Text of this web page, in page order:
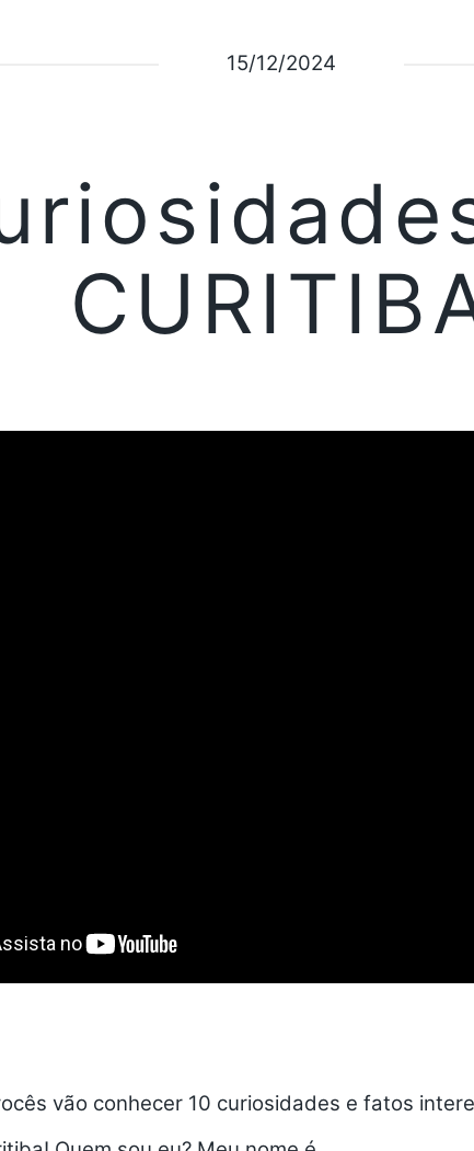
15/12/2024
vão conhecer 10 curiosidades e fatos